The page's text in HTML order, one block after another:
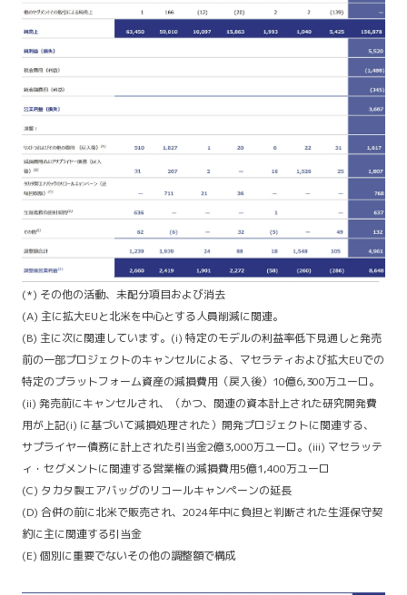
(*) その他の活動、未配分項目および消去
(A) 主に拡大EUと北米を中心とする人員削減に関連。
(B) 主に次に関連しています。(i) 特定のモデルの利益率低下見通しと発売
前の一部プロジェクトのキャンセルによる、マセラティおよび拡大EUでの
特定のプラットフォーム資産の減損費用（戻入後）10億6,300万ユーロ。
(ii) 発売前にキャンセルされ、（かつ、関連の資本計上された研究開発費
用が上記(i) に基づいて減損処理された）開発プロジェクトに関連する、
サプライヤー債務に計上された引当金2億3,000万ユーロ。(iii) マセラッテ
ィ・セグメントに関連する営業権の減損費用5億1,400万ユーロ
(C) タカタ製エアバッグのリコールキャンペーンの延長
(D) 合併の前に北米で販売され、2024年中に負担と判断された生涯保守契
約に主に関連する引当金
(E) 個別に重要でないその他の調整額で構成